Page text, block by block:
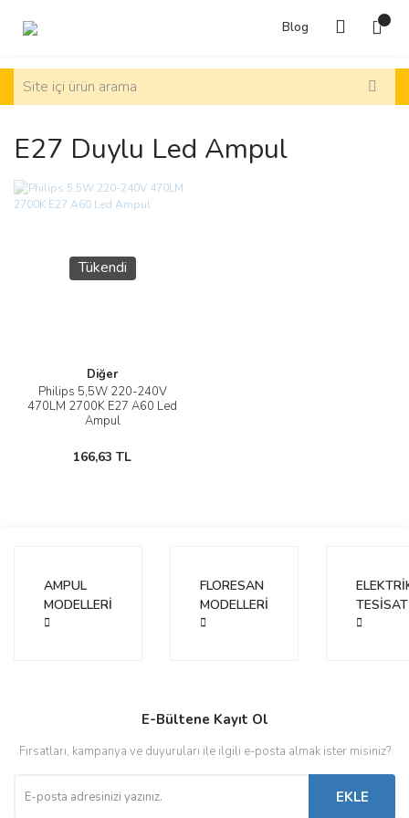
Blog
E27 Duylu Led Ampul
Tükendi
Diğer
Philips 5,5W 220-240V
470LM 2700K E27 A60 Led
Ampul
166,63 TL
AMPUL
MODELLERİ
FLORESAN
MODELLERİ
TESİSAT
E-Bültene Kayıt Ol
Fırsatları, kampanya ve duyuruları ile ilgili e-posta almak ister misiniz?
EKLE